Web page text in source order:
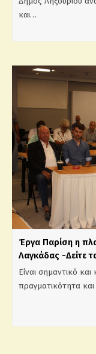
και…
Έργα Παρίση η
Λαγκάδας -Δείτε
Είναι σημαντικό
πραγματικότητα